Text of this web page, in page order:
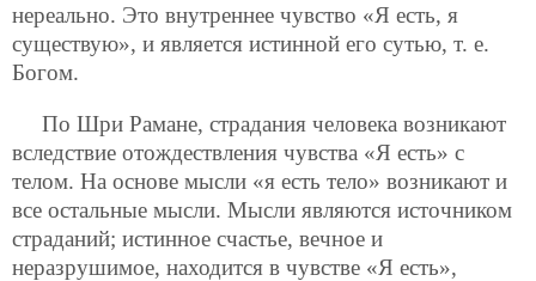
нереально. Это внутреннее чувство «Я есть, я
существую», и является истинной его сутью, т. е.
Богом.
По Шри Рамане, страдания человека возникают
вследствие отождествления чувства «Я есть» с
телом. На основе мысли «я есть тело» возникают и
все остальные мысли. Мысли являются источником
страданий; истинное счастье, вечное и
неразрушимое, находится в чувстве «Я есть»,